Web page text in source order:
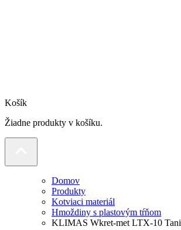
Košík
Žiadne produkty v košíku.
Domov
Produkty
Kotviaci materiál
Hmoždiny s plastovým tŕňom
KLIMAS Wkret-met LTX-10